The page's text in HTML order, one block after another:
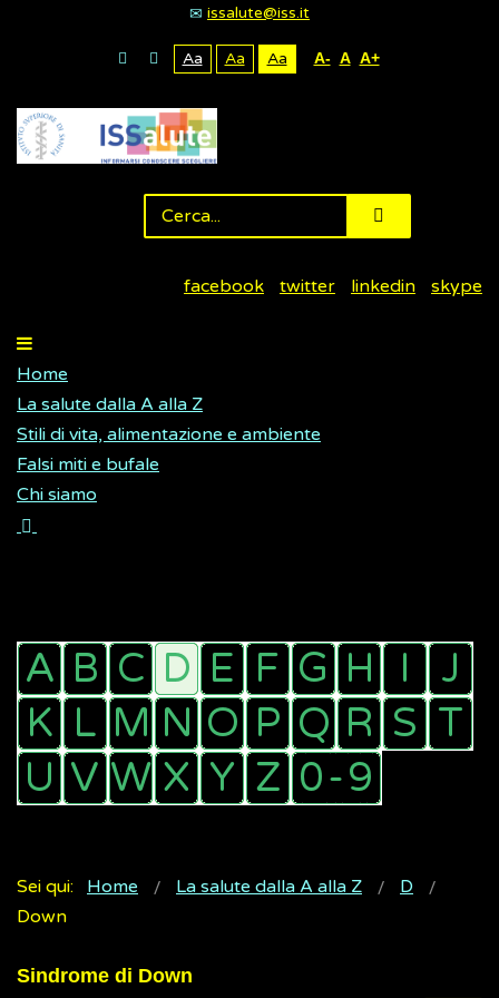
issalute@iss.it
Aa Aa Aa A- A A+
facebook twitter linkedin skype
Home
La salute dalla A alla Z
Stili di vita, alimentazione e ambiente
Falsi miti e bufale
Chi siamo
Sei qui: Home La salute dalla A alla Z
D
Down
Sindrome di Down